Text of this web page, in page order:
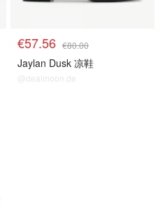
€57.56 €80.00
Jaylan Dusk 凉鞋
@dealmoon.de